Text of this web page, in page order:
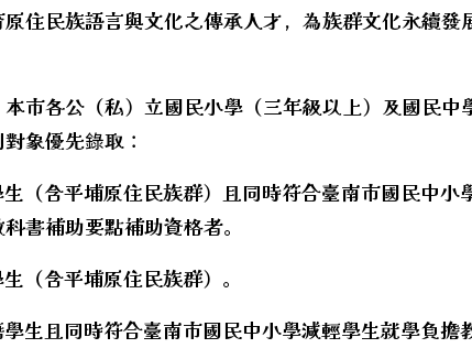
容。
住民族語言與文化之傳承人才，為族群文化永續發
市各公（私）立國民小學（三年級以上）及國民中
象優先錄取：
（含平埔原住民族群）且同時符合臺南市國民中小
書補助要點補助資格者。
（含平埔原住民族群）。
生且同時符合臺南市國民中小學減輕學生就學負擔